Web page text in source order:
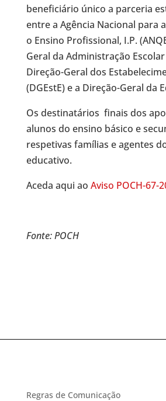
beneficiário único a parceria
entre a Agência Nacional para
o Ensino Profissional, I.P.
Geral da Administração Escolar
Direção-Geral dos
(DGEstE) e a Direção-Geral da
Os destinatários finais dos
alunos do ensino básico e
respetivas famílias e agentes
educativo.
Aceda aqui ao Aviso POCH-67-
Fonte: POCH
Regras de Comunicação